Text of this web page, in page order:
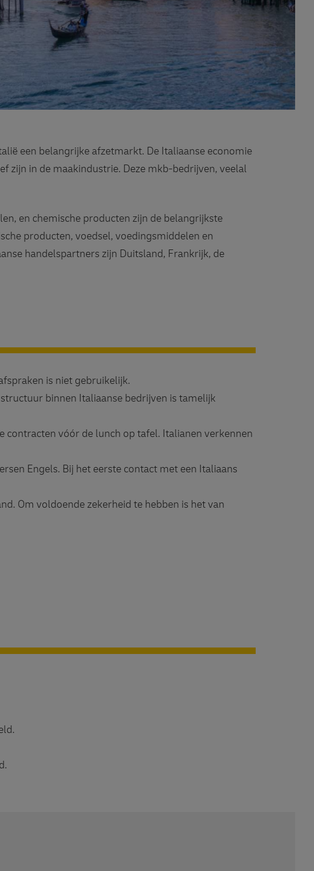
een belangrijke afzetmarkt. De Italiaanse economie
zijn in de maakindustrie. Deze mkb-bedrijven, veelal
en chemische producten zijn de belangrijkste
producten, voedsel, voedingsmiddelen en
handelspartners zijn Duitsland, Frankrijk, de
is niet gebruikelijk.
binnen Italiaanse bedrijven is tamelijk
contracten vóór de lunch op tafel. Italianen verkennen
Engels. Bij het eerste contact met een Italiaans
Om voldoende zekerheid te hebben is het van